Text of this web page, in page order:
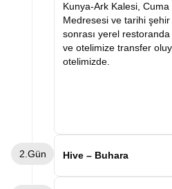
Kunya-Ark Kalesi,
Medresesi ve tarihi şehir
sonrası yerel
ve otelimize transfer
otelimizde.
2.Gün Hive – Buhara